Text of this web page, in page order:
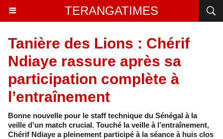
TERANGATIMES
Tanière des Lions : Chérif
Ndiaye rassure après sa
participation complète à
l’entraînement
Bonne nouvelle pour le staff technique du Sénégal à la
veille d’un match crucial. Touché la veille à l’entraînement,
Chérif Ndiaye a pleinement participé à la séance à huis clos